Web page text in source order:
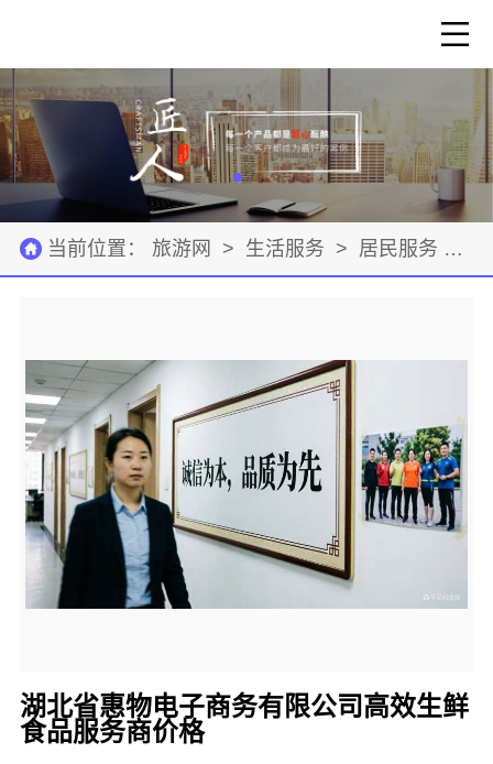
当前位置： 旅游网 > 生活服务 > 居民服务 >
湖北省惠物电子商务有限公司高效生鲜
食品服务商价格